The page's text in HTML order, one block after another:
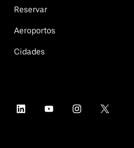
Reservar
Aeroportos
Cidades